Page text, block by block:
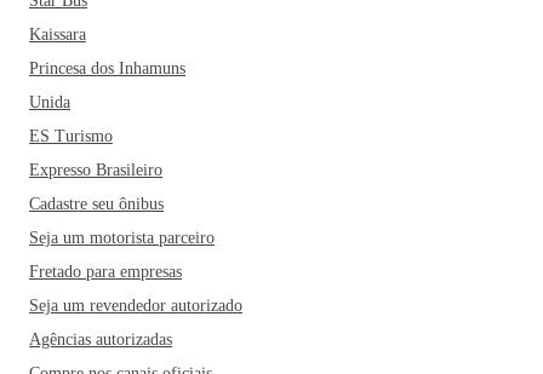
Kaissara
Princesa dos Inhamuns
Unida
ES Turismo
Expresso Brasileiro
Cadastre seu ônibus
Seja um motorista parceiro
Fretado para empresas
Seja um revendedor autorizado
Agências autorizadas